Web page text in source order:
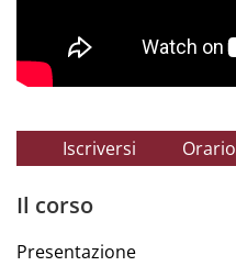
Iscriversi Orario
Il corso
Presentazione